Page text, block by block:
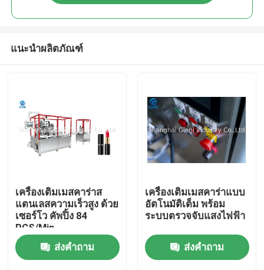
แนะนำผลิตภัณฑ์
เครื่องเติมเมสคาร่าส
แตนเลสความเร็วสูง ด้วย
เซอร์โว คัพปิ้ง 84
PCS/Min
ส่งคำถาม
เครื่องเติมเมสคาร่าแบบ
อัตโนมัติเต็ม พร้อม
ระบบตรวจจับแสงไฟฟ้า
ส่งคำถาม